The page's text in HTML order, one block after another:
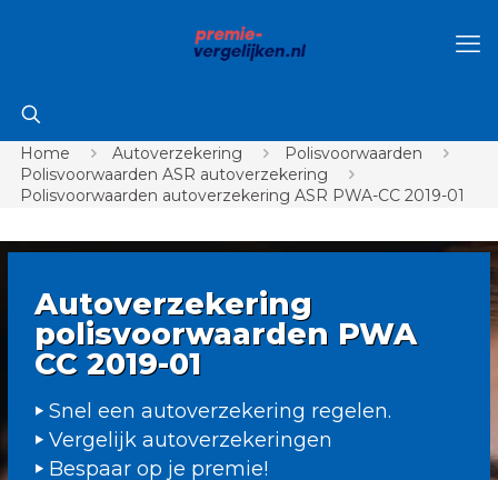
Home Autoverzekering
Polisvoorwaarden
Polisvoorwaarden ASR autoverzekering
Polisvoorwaarden autoverzekering ASR PWA-CC 2019-01
Autoverzekering
polisvoorwaarden PWA
CC 2019-01
Snel een autoverzekering regelen.
Vergelijk autoverzekeringen
Bespaar op je premie!